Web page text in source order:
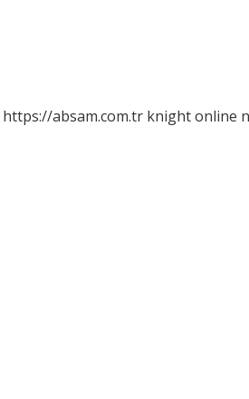
https://absam.com.tr knight online